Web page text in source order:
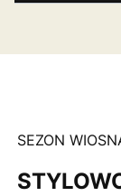
SEZON